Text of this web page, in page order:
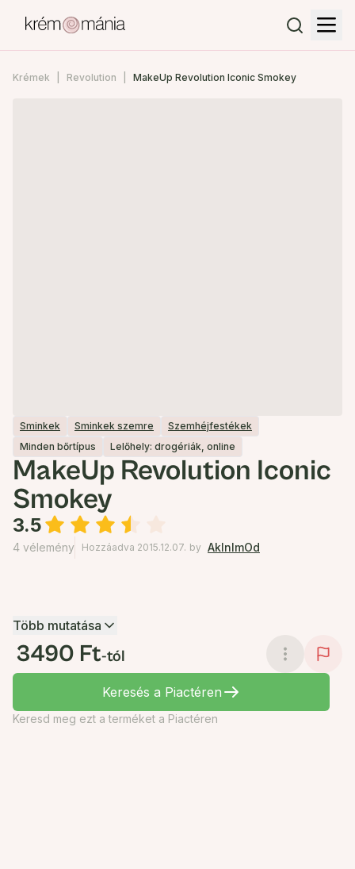
Krémek Revolution MakeUp Revolution Iconic Smokey
Sminkek Sminkek szemre
Szemhéjfestékek
Minden bőrtípus
Lelőhely: drogériák, online
MakeUp Revolution Iconic
Smokey
3.5
4 vélemény Hozzáadva 2015.12.07. by AkInImOd
Több mutatása
3490 Ft-tól
Keresés a Piactéren
Keresd meg ezt a terméket a Piactéren